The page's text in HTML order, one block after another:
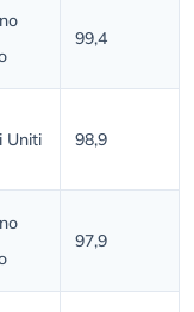
99,4
Uniti 98,9
97,9